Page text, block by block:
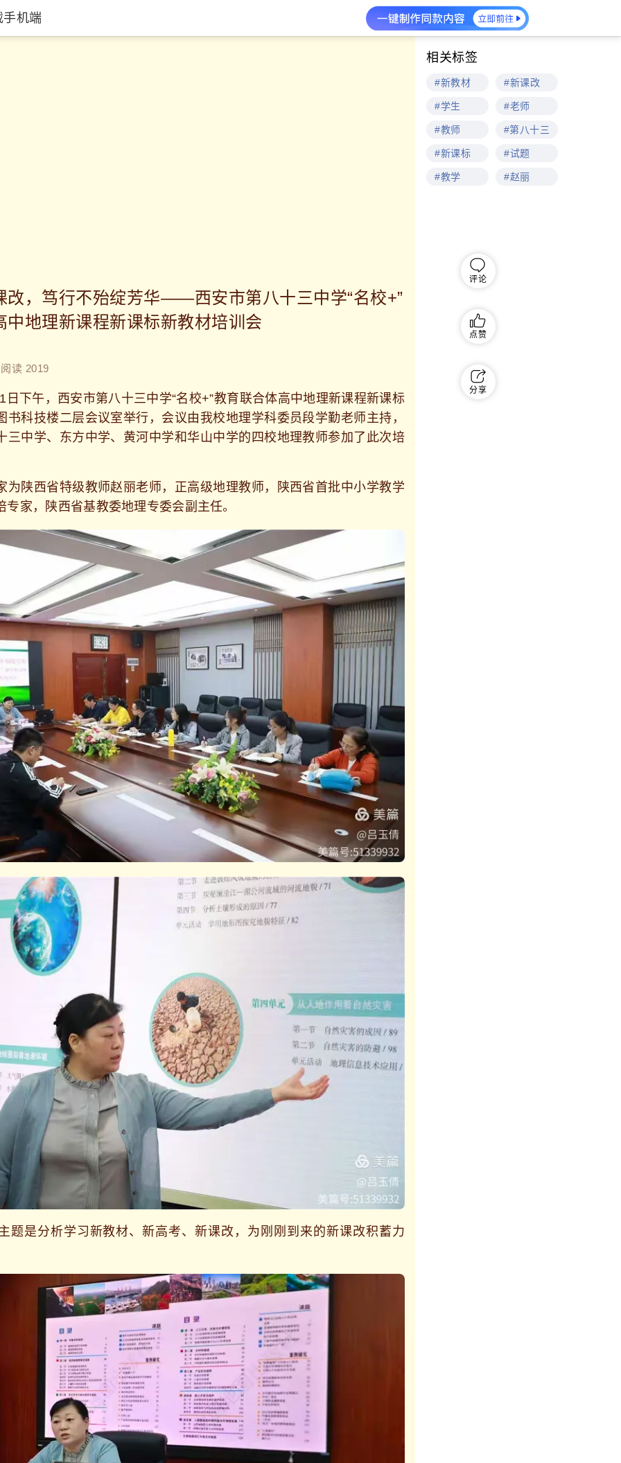
手机端
改，笃行不殆绽芳华——西安市第八十三中学“名校+”
中地理新课程新课标新教材培训会
阅读 2019
午，西安市第八十三中学“名校+”教育联合体高中地理新课程新课标
书科技楼二层会议室举行，会议由我校地理学科委员段学勤老师主持，
三中学、东方中学、黄河中学和华山中学的四校地理教师参加了此次培
西省特级教师赵丽老师，正高级地理教师，陕西省首批中小学教学
专家，陕西省基教委地理专委会副主任。
分析学习新教材、新高考、新课改，为刚刚到来的新课改积蓄力
评论
点赞
分享
相关标签
#新教材 #新课改
#学生 #老师
#教师 #第八十三
#新课标 #试题
#教学 #赵丽